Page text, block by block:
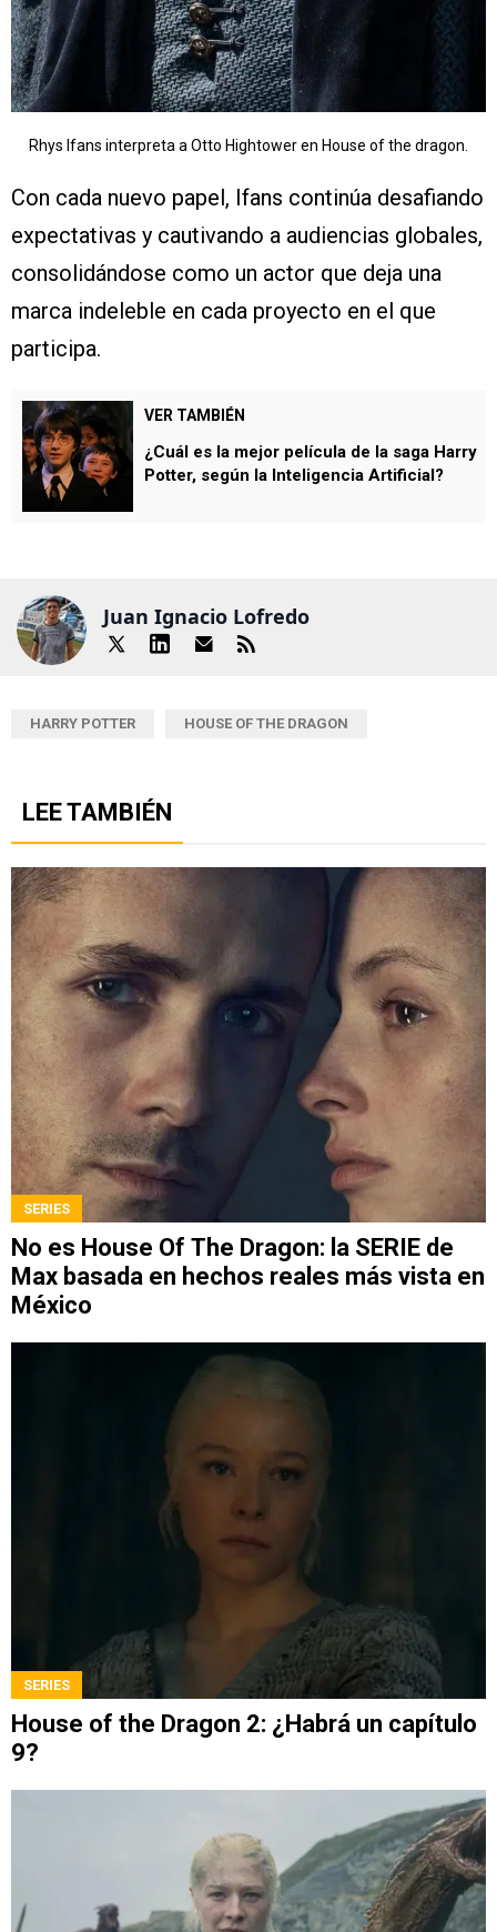
Rhys Ifans interpreta a Otto Hightower en House of the dragon.
Con cada nuevo papel, Ifans continúa desafiando
expectativas y cautivando a audiencias globales,
consolidándose como un actor que deja una
marca indeleble en cada proyecto en el que
participa.
VER TAMBIÉN
¿Cuál es la mejor película de la saga Harry
Potter, según la Inteligencia Artificial?
Juan Ignacio Lofredo
HARRY POTTER HOUSE OF THE DRAGON
LEE TAMBIÉN
SERIES
No es House Of The Dragon: la SERIE de
Max basada en hechos reales más vista en
México
SERIES
House of the Dragon 2: ¿Habrá un capítulo
9?